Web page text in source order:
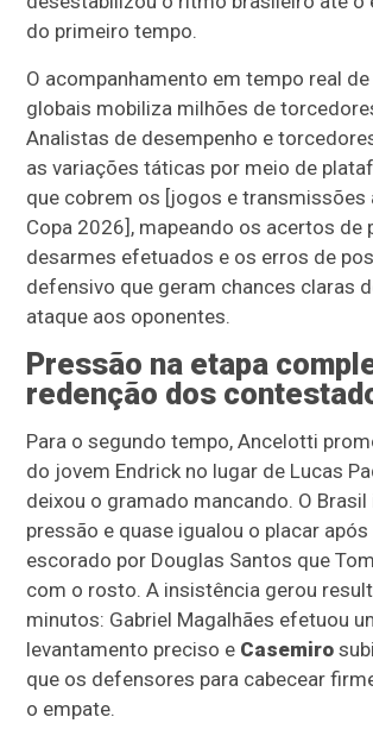
do primeiro tempo.
O acompanhamento em tempo real
globais mobiliza milhões de
Analistas de desempenho e
as variações táticas por meio de
que cobrem os [jogos e transmissões
Copa 2026], mapeando os acertos de
desarmes efetuados e os erros de
defensivo que geram chances claras
ataque aos oponentes.
Pressão na etapa
redenção dos
Para o segundo tempo, Ancelotti
do jovem Endrick no lugar de Lucas
deixou o gramado mancando. O
pressão e quase igualou o placar
escorado por Douglas Santos que
com o rosto. A insistência gerou
minutos: Gabriel Magalhães efetuou
levantamento preciso e Casemiro
que os defensores para cabecear
o empate.